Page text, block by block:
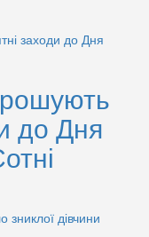
до Дня